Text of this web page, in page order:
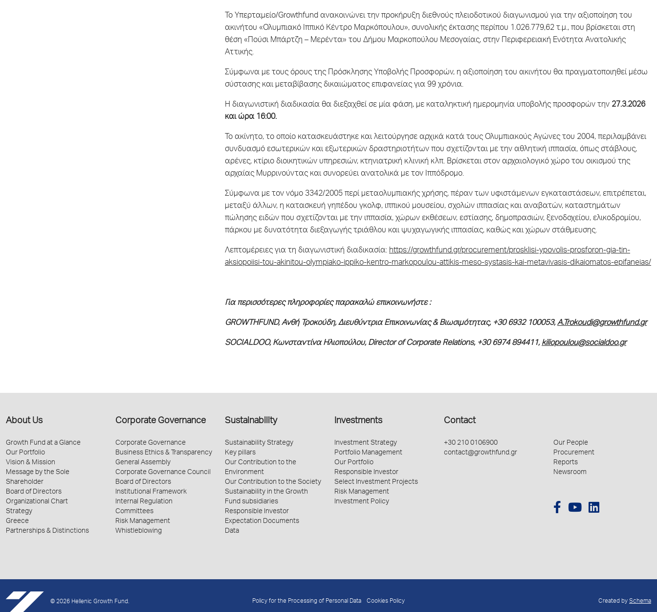
Το Υπερταμείο/Growthfund ανακοινώνει την προκήρυξη διεθνούς πλειοδοτικού διαγωνισμού για την αξιοποίηση του
ακινήτου «Ολυμπιακό Ιππικό Κέντρο Μαρκόπουλου», συνολικής έκτασης περίπου 1.026.779,62 τ.μ., που βρίσκεται στη
θέση «Πούσι Μπάρτζη – Μερέντα» του Δήμου Μαρκοπούλου Μεσογαίας, στην Περιφερειακή Ενότητα Ανατολικής
Αττικής.
Σύμφωνα με τους όρους της Πρόσκλησης Υποβολής Προσφορών, η αξιοποίηση του ακινήτου θα πραγματοποιηθεί μέσω
σύστασης και μεταβίβασης δικαιώματος επιφανείας για 99 χρόνια.
Η διαγωνιστική διαδικασία θα διεξαχθεί σε μία φάση, με καταληκτική ημερομηνία υποβολής προσφορών την 27.3.2026
και ώρα 16:00.
Το ακίνητο, το οποίο κατασκευάστηκε και λειτούργησε αρχικά κατά τους Ολυμπιακούς Αγώνες του 2004, περιλαμβάνει
συνδυασμό εσωτερικών και εξωτερικών δραστηριοτήτων που σχετίζονται με την αθλητική ιππασία, όπως στάβλους,
αρένες, κτίριο διοικητικών υπηρεσιών, κτηνιατρική κλινική κλπ. Βρίσκεται στον αρχαιολογικό χώρο του οικισμού της
αρχαίας Μυρρινούντας και συνορεύει ανατολικά με τον Ιππόδρομο.
Σύμφωνα με τον νόμο 3342/2005 περί μεταολυμπιακής χρήσης, πέραν των υφιστάμενων εγκαταστάσεων, επιτρέπεται,
μεταξύ άλλων, η κατασκευή γηπέδου γκολφ, ιππικού μουσείου, σχολών ιππασίας και αναβατών, καταστημάτων
πώλησης ειδών που σχετίζονται με την ιππασία, χώρων εκθέσεων, εστίασης, δημοπρασιών, ξενοδοχείου, ελικοδρομίου,
πάρκου με δυνατότητα διεξαγωγής τριάθλου και ψυχαγωγικής ιππασίας, καθώς και χώρων στάθμευσης.
Λεπτομέρειες για τη διαγωνιστική διαδικασία: https://growthfund.gr/procurement/prosklisi-ypovolis-prosforon-gia-tin-
aksiopoiisi-tou-akinitou-olympiako-ippiko-kentro-markopoulou-attikis-meso-systasis-kai-metavivasis-dikaiomatos-epifaneias/
Για περισσότερες πληροφορίες παρακαλώ επικοινωνήστε :
GROWTHFUND, Ανθή Τροκούδη, Διευθύντρια Επικοινωνίας & Βιωσιμότητας, +30 6932 100053,ATrokoudi@growthfund.gr
SOCIALDOO, Κωνσταντίνα Ηλιοπούλου, Director of Corporate Relations, +30 6974 894411, kiliopoulou@socialdoo.gr
About Us
Growth Fund at a Glance
Our Portfolio
Vision & Mission
Message by the Sole
Shareholder
Board of Directors
Organizational Chart
Strategy
Greece
Partnerships & Distinctions
Corporate Governance
Corporate Governance
Business Ethics & Transparency
General Assembly
Corporate Governance Council
Board of Directors
Institutional Framework
Internal Regulation
Committees
Risk Management
Whistleblowing
Sustainability
Sustainability Strategy
Key pillars
Our Contribution to the
Environment
Our Contribution to the Society
Sustainability in the Growth
Fund subsidiaries
Responsible Investor
Expectation Documents
Data
Investments
Investment Strategy
Portfolio Management
Our Portfolio
Responsible Investor
Select Investment Projects
Risk Management
Investment Policy
Contact
+30 210 0106900
contact@growthfund.gr
Our People
Procurement
Reports
Newsroom
© 2026 Hellenic Growth Fund. Policy for the Processing of Personal Data Cookies Policy Created by Schema